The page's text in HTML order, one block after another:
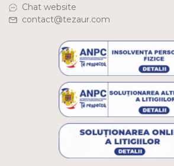
Chat website
contact@tezaur.com